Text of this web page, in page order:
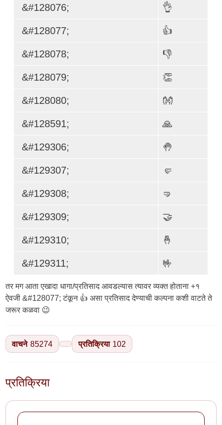
&#128076; 👌
&#128077; 👍
&#128078; 👎
&#128079; 👏
&#128080; 👐
&#128591; 🙏
&#129306; 🤚
&#129307; 🤛
&#129308; 🤜
&#129309; 🤝
&#129310; 🤞
&#129311; 🤟
तर मग आता एखादा धागा/प्रतिसाद आवडल्यास त्यावर व्यक्त होताना +१
ऐवजी &#128077; टंकून 👍 असा प्रतिसाद देण्याची कल्पना कशी वाटते ते
जरूर कळवा 😉
वाचने 85274 प्रतिक्रिया 102
प्रतिक्रिया